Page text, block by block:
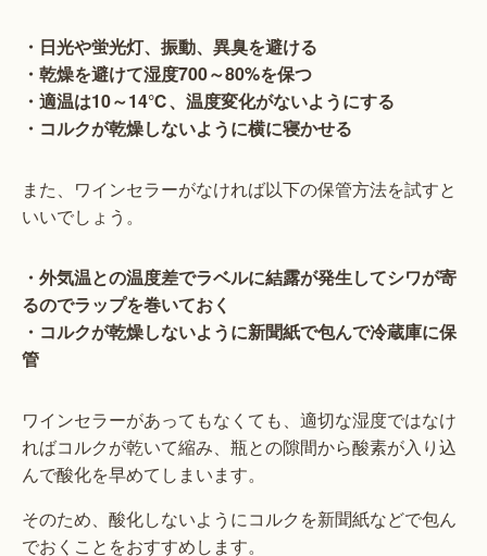
・日光や蛍光灯、振動、異臭を避ける
・乾燥を避けて湿度700～80%を保つ
・適温は10～14℃、温度変化がないようにする
・コルクが乾燥しないように横に寝かせる
また、ワインセラーがなければ以下の保管方法を試すと
いいでしょう。
・外気温との温度差でラベルに結露が発生してシワが寄
るのでラップを巻いておく
・コルクが乾燥しないように新聞紙で包んで冷蔵庫に保
管
ワインセラーがあってもなくても、適切な湿度ではなけ
ればコルクが乾いて縮み、瓶との隙間から酸素が入り込
んで酸化を早めてしまいます。
そのため、酸化しないようにコルクを新聞紙などで包ん
でおくことをおすすめします。